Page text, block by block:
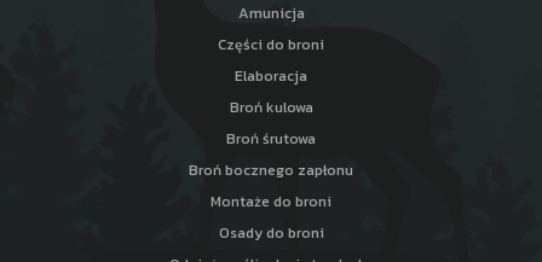
Amunicja
Części do broni
Elaboracja
Broń kulowa
Broń śrutowa
Broń bocznego zapłonu
Montaże do broni
Osady do broni